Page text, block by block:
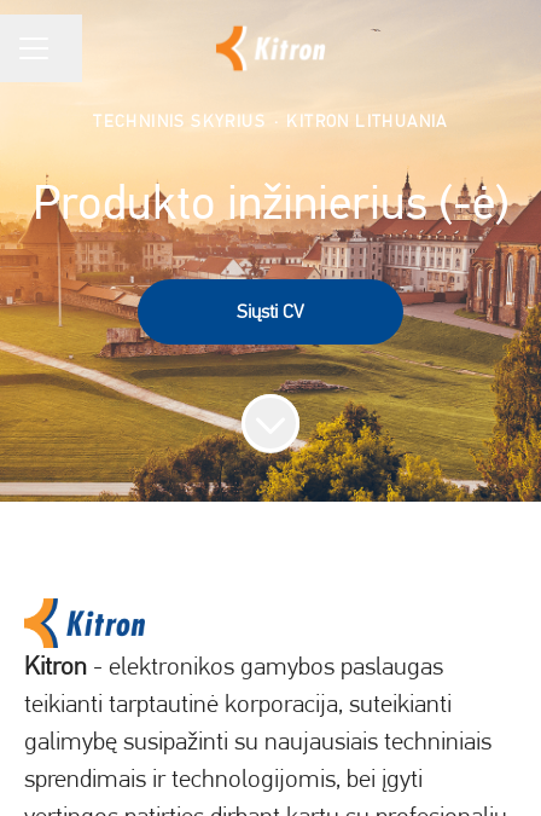
TECHNINIS SKYRIUS · KITRON LITHUANIA
Produkto inžinierius (-ė)
Siųsti CV
Kitron - elektronikos gamybos paslaugas
teikianti tarptautinė korporacija, suteikianti
galimybę susipažinti su naujausiais techniniais
sprendimais ir technologijomis, bei įgyti